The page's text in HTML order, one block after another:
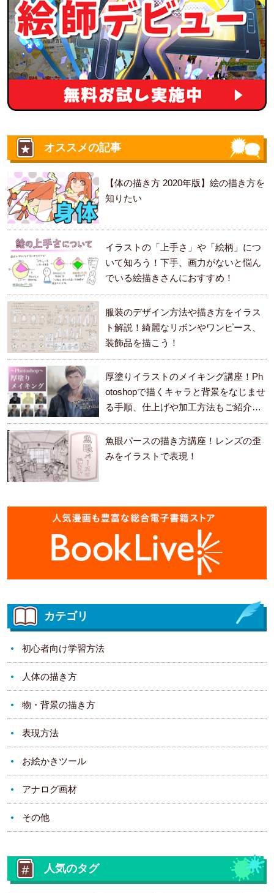
オススメの記事
【体の描き方 2020年版】絵の描き方を
知りたい
イラストの「上手さ」や「絵柄」につ
いて知ろう！下手、画力がないと悩ん
でいる絵描きさんにおすすめ！
服装のデザイン方法や描き方をイラス
ト解説！綺麗なリボンやワンピース、
装飾品を描こう！
厚塗りイラストのメイキング講座！Ph
otoshopで描くキャラと背景をなじませ
る手順、仕上げや加工方法もご紹介し
ます。
魚眼パースの描き方講座！レンズの歪
みをイラストで表現！
カテゴリ
初心者向け学習方法
人体の描き方
物・背景の描き方
表現方法
お絵かきツール
アナログ画材
その他
人気のタグ